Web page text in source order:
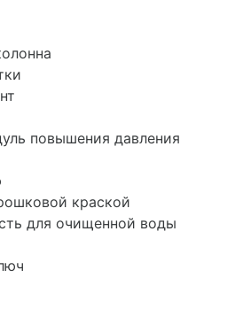
повышения давления
краской
для очищенной воды